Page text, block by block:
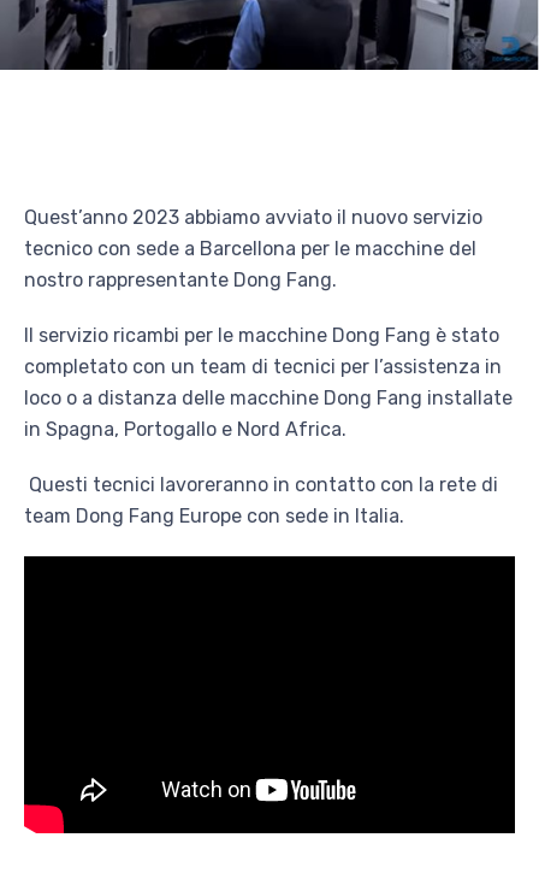
Quest’anno 2023 abbiamo avviato il nuovo servizio
tecnico con sede a Barcellona per le macchine del
nostro rappresentante Dong Fang.
Il servizio ricambi per le macchine Dong Fang è stato
completato con un team di tecnici per l’assistenza in
loco o a distanza delle macchine Dong Fang installate
in Spagna, Portogallo e Nord Africa.
Questi tecnici lavoreranno in contatto con la rete di
team Dong Fang Europe con sede in Italia.